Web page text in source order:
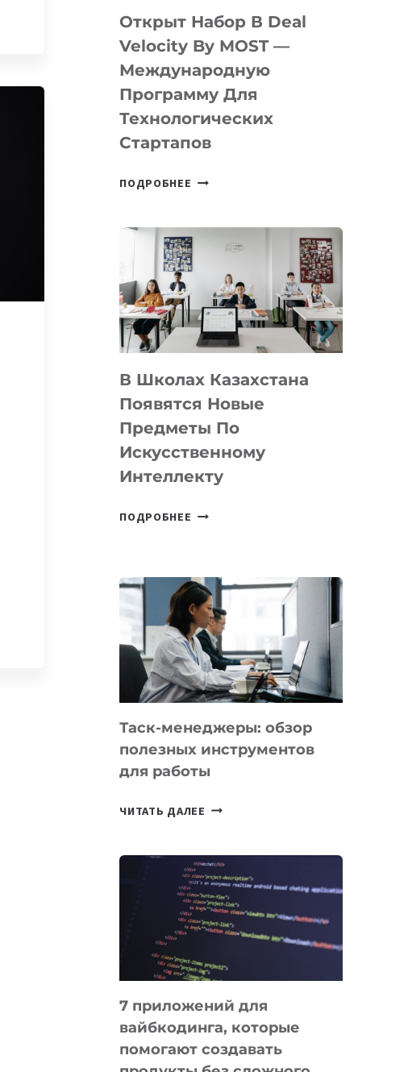
ПОДРОСТКАМ
БИЛЕТ
IT-
ПРЕДПРИНИМАТЕЛЬСТВО
Открыт Набор В Deal
Velocity By MOST —
Международную
Программу Для
Технологических
Стартапов
ПОДРОБНЕЕ ОТКРЫТ
DEAL
VELOCITY
MOST
—
МЕЖДУНАРОДНУЮ
ДЛЯ
ТЕХНОЛОГИЧЕСКИХ
СТАРТАПОВ
В Школах Казахстана
Появятся Новые
Предметы По
Искусственному
Интеллекту
ПОДРОБНЕЕ
НОВЫЕ
ПРЕДМЕТЫ
ПО
ИСКУССТВЕННОМУ
ИНТЕЛЛЕКТУ
Таск-менеджеры: обзор
полезных инструментов
для работы
ЧИТАТЬ ДАЛЕЕ ТАСК-
ПОЛЕЗНЫХ
ИНСТРУМЕНТОВ
ДЛЯ
РАБОТЫ
7 приложений для
вайбкодинга, которые
помогают создавать